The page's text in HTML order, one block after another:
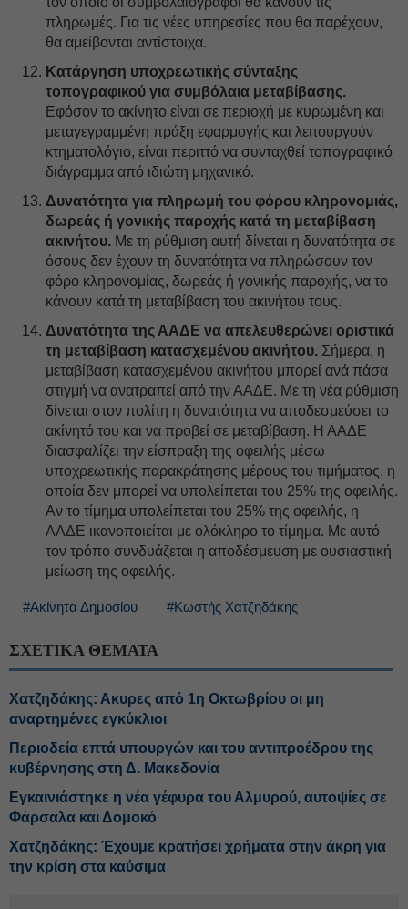
πληρωμές. Για τις νέες υπηρεσίες που θα παρέχουν,
θα αμείβονται αντίστοιχα.
Κατάργηση υποχρεωτικής σύνταξης
τοπογραφικού για συμβόλαια μεταβίβασης.
Εφόσον το ακίνητο είναι σε περιοχή με κυρωμένη και
μεταγεγραμμένη πράξη εφαρμογής και λειτουργούν
κτηματολόγιο, είναι περιττό να συνταχθεί τοπογραφικό
διάγραμμα από ιδιώτη μηχανικό.
Δυνατότητα για πληρωμή του φόρου κληρονομιάς,
δωρεάς ή γονικής παροχής κατά τη μεταβίβαση
ακινήτου. Με τη ρύθμιση αυτή δίνεται η δυνατότητα σε
όσους δεν έχουν τη δυνατότητα να πληρώσουν τον
φόρο κληρονομίας, δωρεάς ή γονικής παροχής, να το
κάνουν κατά τη μεταβίβαση του ακινήτου τους.
Δυνατότητα της ΑΑΔΕ να απελευθερώνει οριστικά
τη μεταβίβαση κατασχεμένου ακινήτου. Σήμερα, η
μεταβίβαση κατασχεμένου ακινήτου μπορεί ανά πάσα
στιγμή να ανατραπεί από την ΑΑΔΕ. Με τη νέα ρύθμιση
δίνεται στον πολίτη η δυνατότητα να αποδεσμεύσει το
ακίνητό του και να προβεί σε μεταβίβαση. Η ΑΑΔΕ
διασφαλίζει την είσπραξη της οφειλής μέσω
υποχρεωτικής παρακράτησης μέρους του τιμήματος, η
οποία δεν μπορεί να υπολείπεται του 25% της οφειλής.
Αν το τίμημα υπολείπεται του 25% της οφειλής, η
ΑΑΔΕ ικανοποιείται με ολόκληρο το τίμημα. Με αυτό
τον τρόπο συνδυάζεται η αποδέσμευση με ουσιαστική
μείωση της οφειλής.
#Ακίνητα Δημοσίου #Κωστής Χατζηδάκης
ΣΧΕΤΙΚΑ ΘΕΜΑΤΑ
Χατζηδάκης: Ακυρες από 1η Οκτωβρίου οι μη
αναρτημένες εγκύκλιοι
Περιοδεία επτά υπουργών και του αντιπροέδρου της
κυβέρνησης στη Δ. Μακεδονία
Εγκαινιάστηκε η νέα γέφυρα του Αλμυρού, αυτοψίες σε
Φάρσαλα και Δομοκό
Χατζηδάκης: Έχουμε κρατήσει χρήματα στην άκρη για
την κρίση στα καύσιμα